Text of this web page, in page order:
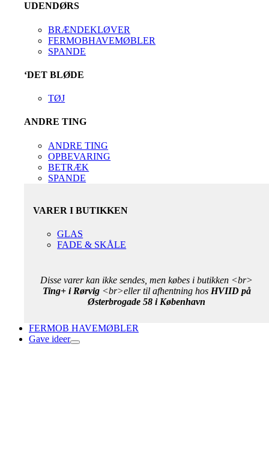
UDENDØRS
BRÆNDEKLØVER
FERMOBHAVEMØBLER
SPANDE
‘DET BLØDE
TØJ
ANDRE TING
ANDRE TING
OPBEVARING
BETRÆK
SPANDE
VARER I BUTIKKEN
GLAS
FADE & SKÅLE
Disse varer kan ikke sendes, men købes i butikken <br>
Ting+ i Rørvig<br>eller til afhentning hos HVIID på
Østerbrogade 58 i København
FERMOB HAVEMØBLER
Gave ideer